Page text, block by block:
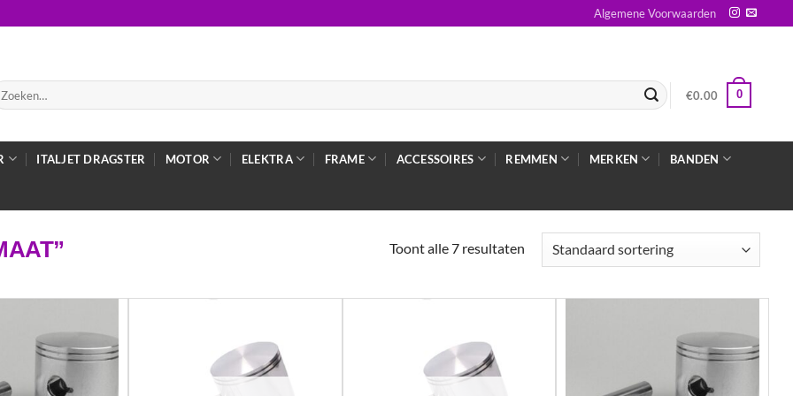
Algemene Voorwaarden
€0.00 0
ITALJET DRAGSTER MOTOR ELEKTRA FRAME ACCESSOIRES REMMEN MERKEN BANDEN
Toont alle 7 resultaten